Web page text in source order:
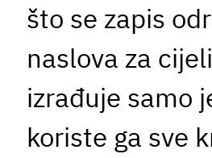
što se zapis
naslova za
izrađuje samo
koriste ga sve